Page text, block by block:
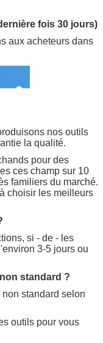
fois 30 jours)
aux acheteurs dans
nos outils
la qualité.
pour des
ces champ sur 10
familiers du marché.
choisir les meilleurs
si - de - les
3-5 jours ou
standard ?
standard selon
outils pour vous